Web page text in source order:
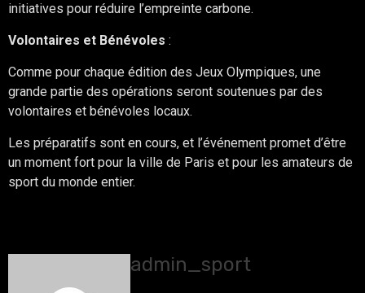
initiatives pour réduire l’empreinte carbone.
Volontaires et Bénévoles :
Comme pour chaque édition des Jeux Olympiques, une
grande partie des opérations seront soutenues par des
volontaires et bénévoles locaux.
Les préparatifs sont en cours, et l’événement promet d’être
un moment fort pour la ville de Paris et pour les amateurs de
sport du monde entier.
admin_sport